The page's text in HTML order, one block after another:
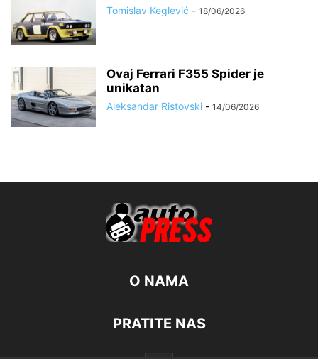
Tomislav Keglević - 18/06/2026
Ovaj Ferrari F355 Spider je
unikatan
Aleksandar Ristovski - 14/06/2026
O NAMA
PRATITE NAS